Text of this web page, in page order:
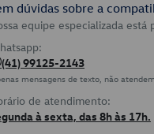
dúvidas sobre a
equipe especializada está
(41) 99125-2143
mensagens de texto, não
de atendimento:
à sexta, das 8h às 17h.